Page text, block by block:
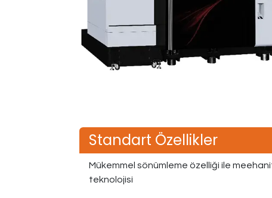
Standart Özellikler
Mükemmel sönümleme özelliği ile
teknolojisi